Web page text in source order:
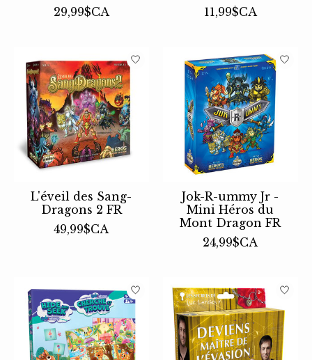
29,99$CA
11,99$CA
L'éveil des Sang-
Dragons 2 FR
49,99$CA
Jok-R-ummy Jr -
Mini Héros du
Mont Dragon FR
24,99$CA